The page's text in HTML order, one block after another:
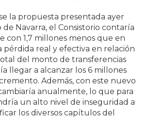
la propuesta presentada ayer
Navarra, el Consistorio contaría
con 1,7 millones menos que en
pérdida real y efectiva en relación
del monto de transferencias
llegar a alcanzar los 6 millones
Además, con este nuevo
anualmente, lo que para
un alto nivel de inseguridad a
los diversos capítulos del